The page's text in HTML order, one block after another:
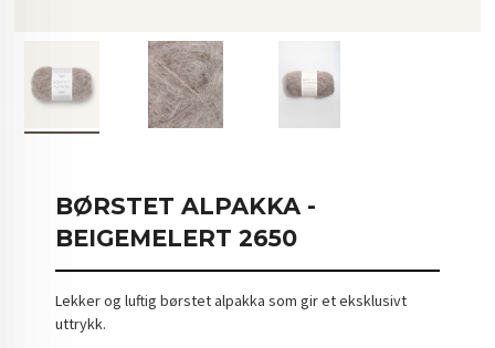
BØRSTET ALPAKKA -
BEIGEMELERT 2650
Lekker og luftig børstet alpakka som gir et eksklusivt
uttrykk.